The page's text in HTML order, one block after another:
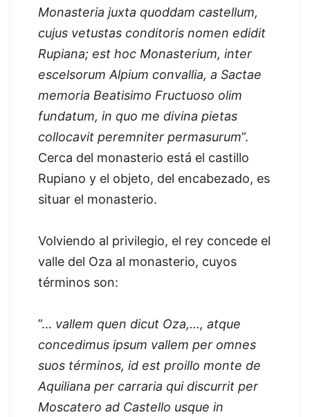
Monasteria juxta quoddam castellum,
cujus vetustas conditoris nomen edidit
Rupiana; est hoc Monasterium, inter
escelsorum Alpium convallia, a Sactae
memoria Beatisimo Fructuoso olim
fundatum, in quo me divina pietas
collocavit peremniter permasurum”.
Cerca del monasterio está el castillo
Rupiano y el objeto, del encabezado, es
situar el monasterio.
Volviendo al privilegio, el rey concede el
valle del Oza al monasterio, cuyos
términos son:
”… vallem quen dicut Oza,…, atque
concedimus ipsum vallem per omnes
suos términos, id est proillo monte de
Aquiliana per carraria qui discurrit per
Moscatero ad Castello usque in